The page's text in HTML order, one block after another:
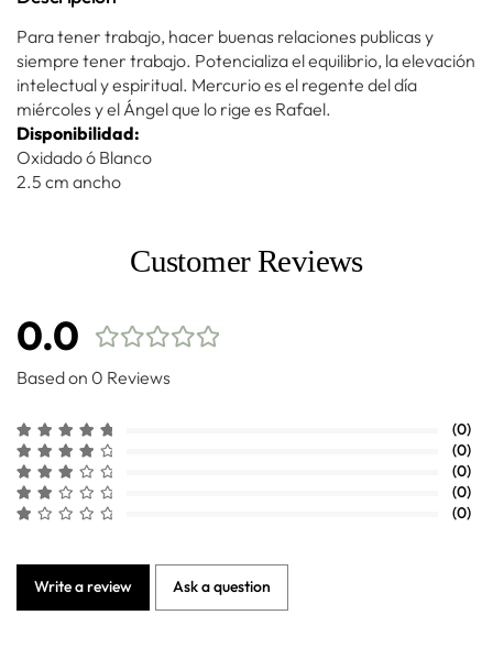
Para tener trabajo, hacer buenas relaciones publicas y
siempre tener trabajo. Potencializa el equilibrio, la elevación
intelectual y espiritual. Mercurio es el regente del día
miércoles y el Ángel que lo rige es Rafael.
Disponibilidad:
Oxidado ó Blanco
2.5 cm ancho
Customer Reviews
0.0
Based on 0 Reviews
(0)
(0)
(0)
(0)
(0)
Write a review Ask a question